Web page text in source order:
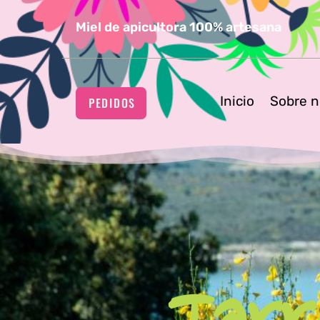
Miel de apicultora 100% artesana
PEDIDOS Inicio Sobre